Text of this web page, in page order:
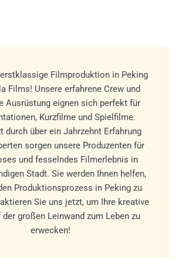
Filmproduktion in Peking
Films! Unsere erfahrene Crew und
Ausrüstung eignen sich perfekt für
Kurzfilme und Spielfilme.
durch über ein Jahrzehnt Erfahrung
sorgen unsere Produzenten für
und fesselndes Filmerlebnis in
Stadt. Sie werden Ihnen helfen,
Produktionsprozess in Peking zu
Sie uns jetzt, um Ihre kreative
großen Leinwand zum Leben zu
erwecken!